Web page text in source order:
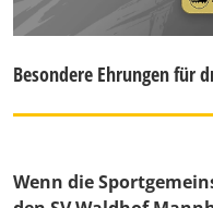
Besondere Ehrungen für
Wenn die